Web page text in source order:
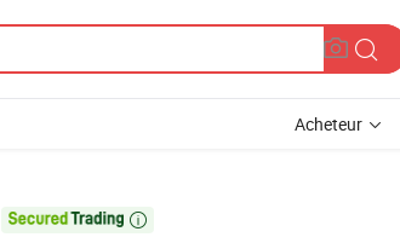
Acheteur
